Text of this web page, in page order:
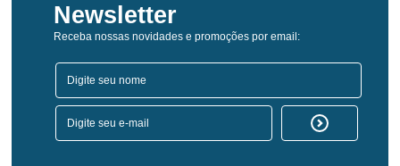
Newsletter
Receba nossas novidades e promoções por email: